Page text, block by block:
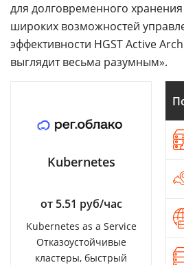
для долговременного
широких возможностей
эффективности HGST Active
выглядит весьма разумным».
Kubernetes
от 5.51 руб/час
Kubernetes as a Service
Отказоустойчивые
кластеры, быстрый